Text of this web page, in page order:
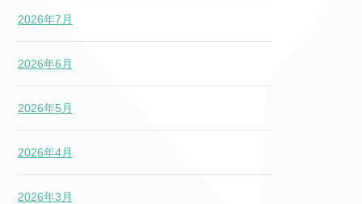
2026年7月
2026年6月
2026年5月
2026年4月
2026年3月